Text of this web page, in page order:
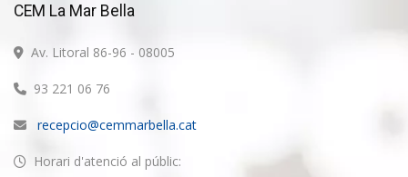
CEM La Mar Bella
Av. Litoral 86-96 - 08005
93 221 06 76
recepcio@cemmarbella.cat
Horari d'atenció al públic: